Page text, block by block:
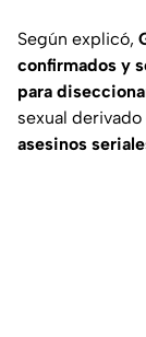
Según explicó,
confirmados y
para
sexual
asesinos